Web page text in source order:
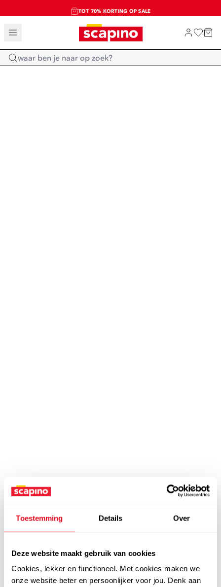
Toestemming Details Over
Deze website maakt gebruik van cookies
Cookies, lekker en functioneel. Met cookies maken we
onze website beter en persoonlijker voor jou. Denk aan
SALE: LAATSTE KANS!
SHOP NIEUW
Home